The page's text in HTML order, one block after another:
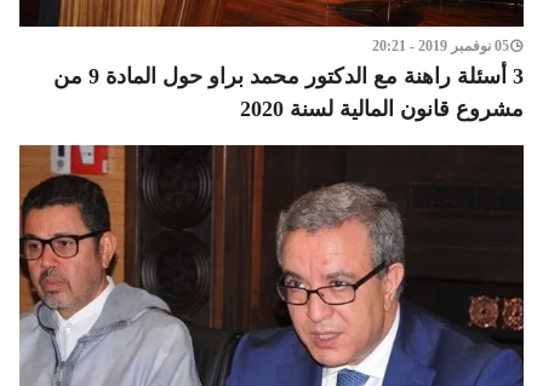
05 نوفمبر 2019 - 20:21
3 أسئلة راهنة مع الدكتور محمد براو حول المادة 9 من
مشروع قانون المالية لسنة 2020